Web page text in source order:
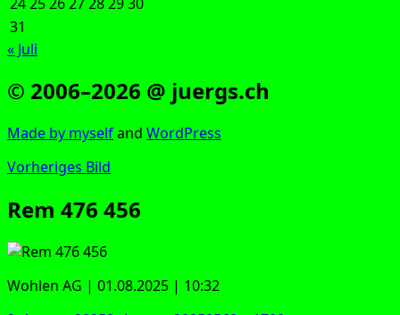
31
« Juli
© 2006–2026 @ juergs.ch
Made by mys­elfand Word­Press
Vorheriges Bild
Rem 476 456
Woh­len AG | 01.08.2025 | 10:32